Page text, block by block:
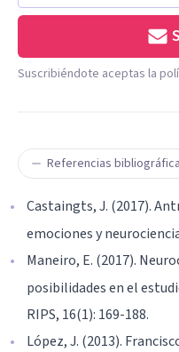
Suscribiéndote aceptas la
Referencias
Castaingts, J. (2017).
emociones y
Maneiro, E. (2017).
posibilidades en el
RIPS, 16(1): 169-188.
López, J. (2013).